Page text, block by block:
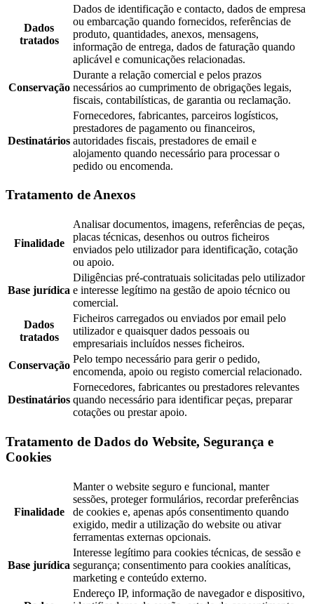
Dados
tratados
Dados de identificação e contacto, dados de empresa
ou embarcação quando fornecidos, referências de
produto, quantidades, anexos, mensagens,
informação de entrega, dados de faturação quando
aplicável e comunicações relacionadas.
Conservação
Durante a relação comercial e pelos prazos
necessários ao cumprimento de obrigações legais,
fiscais, contabilísticas, de garantia ou reclamação.
Destinatários
Fornecedores, fabricantes, parceiros logísticos,
prestadores de pagamento ou financeiros,
autoridades fiscais, prestadores de email e
alojamento quando necessário para processar o
pedido ou encomenda.
Tratamento de Anexos
Finalidade
Analisar documentos, imagens, referências de peças,
placas técnicas, desenhos ou outros ficheiros
enviados pelo utilizador para identificação, cotação
ou apoio.
Base jurídica
Diligências pré-contratuais solicitadas pelo utilizador
e interesse legítimo na gestão de apoio técnico ou
comercial.
Dados
tratados
Ficheiros carregados ou enviados por email pelo
utilizador e quaisquer dados pessoais ou
empresariais incluídos nesses ficheiros.
Conservação
Pelo tempo necessário para gerir o pedido,
encomenda, apoio ou registo comercial relacionado.
Destinatários
Fornecedores, fabricantes ou prestadores relevantes
quando necessário para identificar peças, preparar
cotações ou prestar apoio.
Tratamento de Dados do Website, Segurança e
Cookies
Finalidade
Manter o website seguro e funcional, manter
sessões, proteger formulários, recordar preferências
de cookies e, apenas após consentimento quando
exigido, medir a utilização do website ou ativar
ferramentas externas opcionais.
Base jurídica
Interesse legítimo para cookies técnicas, de sessão e
segurança; consentimento para cookies analíticas,
marketing e conteúdo externo.
Endereço IP, informação de navegador e dispositivo,